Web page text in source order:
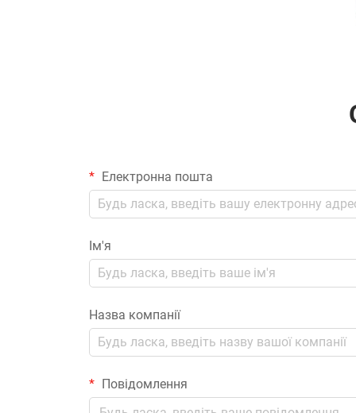
Електронна пошта
Ім'я
Назва компанії
Повідомлення